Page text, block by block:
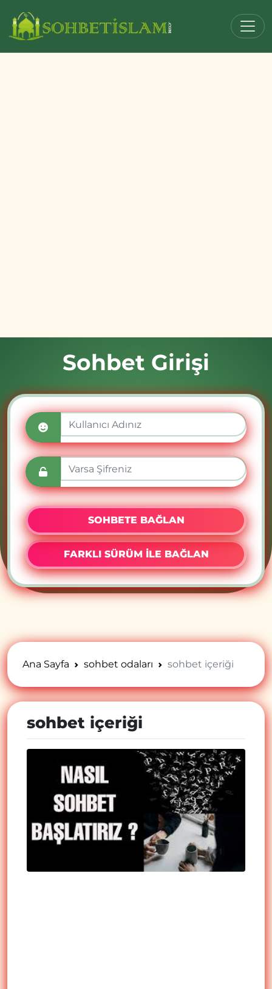
Sohbet Girişi
SOHBETE BAĞLAN
FARKLI SÜRÜM İLE BAĞLAN
Ana Sayfa sohbet odaları sohbet içeriği
sohbet içeriği